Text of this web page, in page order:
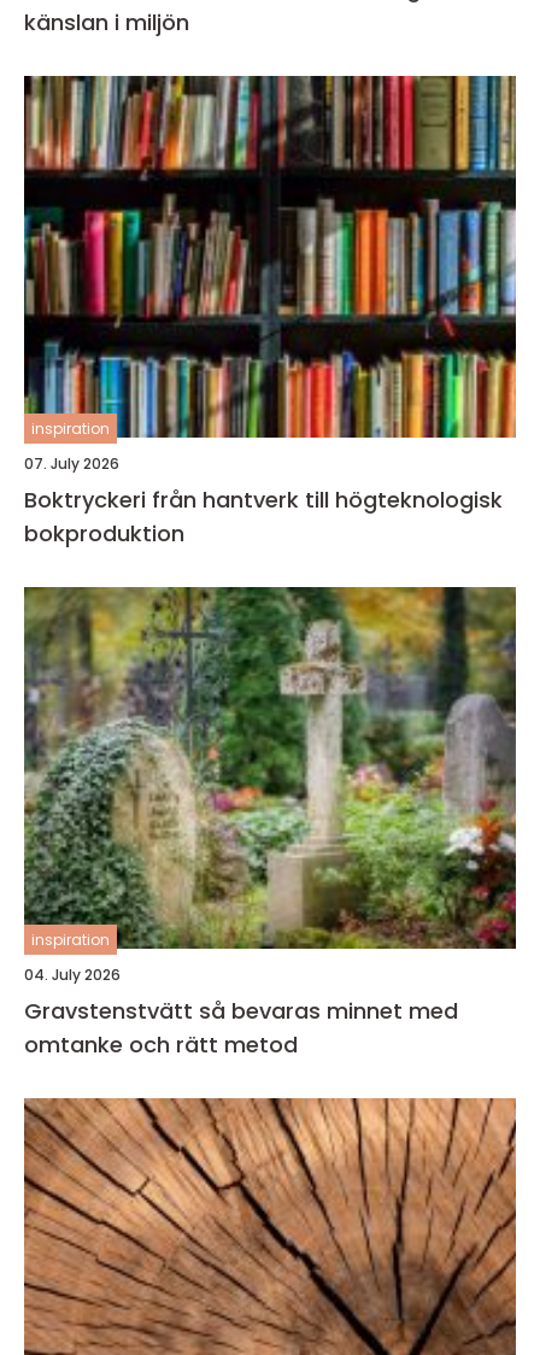
känslan i miljön
inspiration
07. July 2026
Boktryckeri från hantverk till högteknologisk
bokproduktion
inspiration
04. July 2026
Gravstenstvätt så bevaras minnet med
omtanke och rätt metod